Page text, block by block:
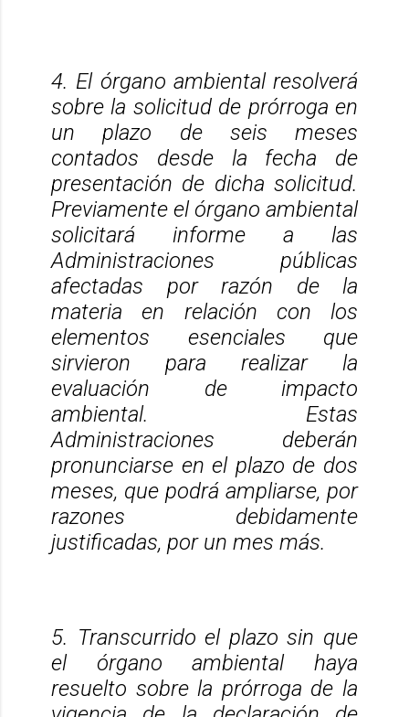
4. El órgano ambiental resolverá
sobre la solicitud de prórroga en
un plazo de seis meses
contados desde la fecha de
presentación de dicha solicitud.
Previamente el órgano ambiental
solicitará informe a las
Administraciones públicas
afectadas por razón de la
materia en relación con los
elementos esenciales que
sirvieron para realizar la
evaluación de impacto
ambiental. Estas
Administraciones deberán
pronunciarse en el plazo de dos
meses, que podrá ampliarse, por
razones debidamente
justificadas, por un mes más.
5. Transcurrido el plazo sin que
el órgano ambiental haya
resuelto sobre la prórroga de la